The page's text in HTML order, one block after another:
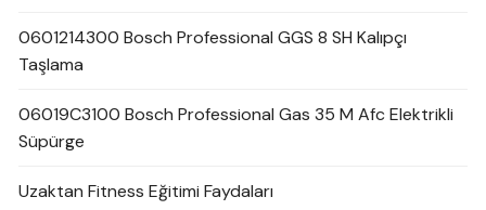
0601214300 Bosch Professional GGS 8 SH Kalıpçı
Taşlama
06019C3100 Bosch Professional Gas 35 M Afc Elektrikli
Süpürge
Uzaktan Fitness Eğitimi Faydaları